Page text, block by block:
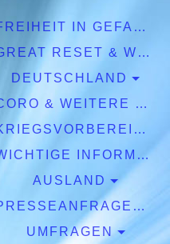
FREIHEIT IN GEFAHR
GREAT RESET & WEF
DEUTSCHLAND
CORO & WEITERE PANDEMIEN
KRIEGSVORBEREITUNGEN
WICHTIGE INFORMATIONEN
AUSLAND
PRESSEANFRAGEN & EXPERTISEN
UMFRAGEN